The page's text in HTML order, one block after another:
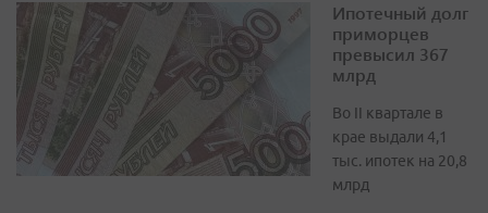
Ипотечный долг
приморцев
превысил 367
млрд
Во II квартале в
крае выдали 4,1
тыс. ипотек на 20,8
млрд